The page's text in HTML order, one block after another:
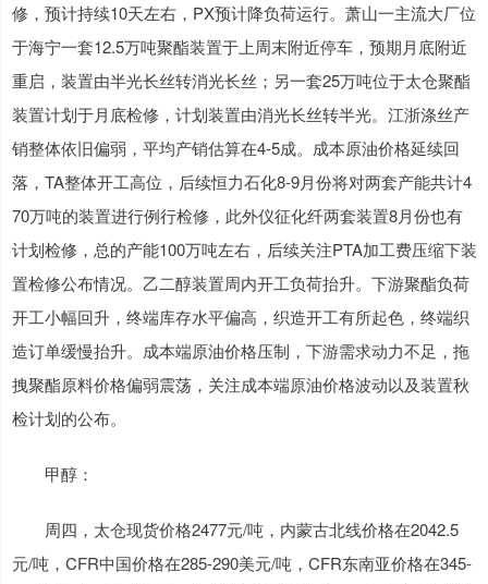
修，预计持续10天左右，PX预计降负荷运行。萧山一主流大厂位
于海宁一套12.5万吨聚酯装置于上周末附近停车，预期月底附近
重启，装置由半光长丝转消光长丝；另一套25万吨位于太仓聚酯
装置计划于月底检修，计划装置由消光长丝转半光。江浙涤丝产
销整体依旧偏弱，平均产销估算在4-5成。成本原油价格延续回
落，TA整体开工高位，后续恒力石化8-9月份将对两套产能共计4
70万吨的装置进行例行检修，此外仪征化纤两套装置8月份也有
计划检修，总的产能100万吨左右，后续关注PTA加工费压缩下装
置检修公布情况。乙二醇装置周内开工负荷抬升。下游聚酯负荷
开工小幅回升，终端库存水平偏高，织造开工有所起色，终端织
造订单缓慢抬升。成本端原油价格压制，下游需求动力不足，拖
拽聚酯原料价格偏弱震荡，关注成本端原油价格波动以及装置秋
检计划的公布。
甲醇：
周四，太仓现货价格2477元/吨，内蒙古北线价格在2042.5
元/吨，CFR中国价格在285-290美元/吨，CFR东南亚价格在345-